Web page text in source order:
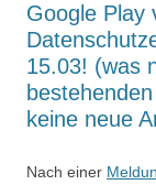
Google Play
15.03! (was
keine neue
Nach einer